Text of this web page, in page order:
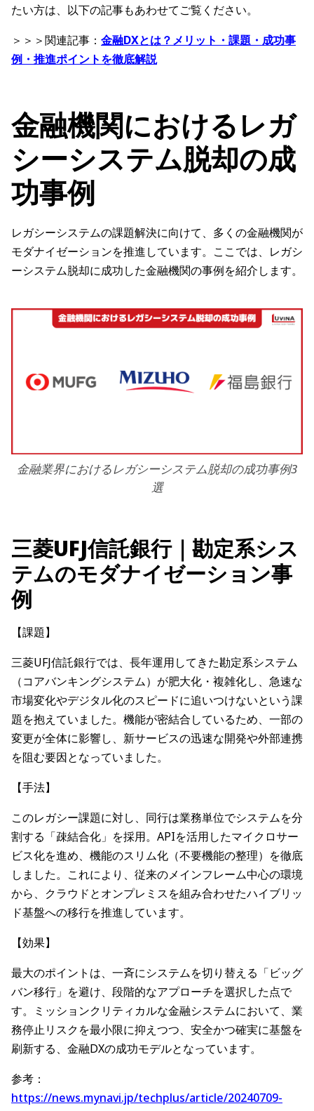
たい方は、以下の記事もあわせてご覧ください。
＞＞＞関連記事： 金融DXとは？メリット・課題・成功事
例・推進ポイントを徹底解説
金融機関におけるレガ
シーシステム脱却の成
功事例
レガシーシステムの課題解決に向けて、多くの金融機関が
モダナイゼーションを推進しています。ここでは、レガシ
ーシステム脱却に成功した金融機関の事例を紹介します。
金融業界におけるレガシーシステム脱却の成功事例3
選
三菱UFJ信託銀行｜勘定系シス
テムのモダナイゼーション事
例
【課題】
三菱UFJ信託銀行では、長年運用してきた勘定系システム
（コアバンキングシステム）が肥大化・複雑化し、急速な
市場変化やデジタル化のスピードに追いつけないという課
題を抱えていました。機能が密結合しているため、一部の
変更が全体に影響し、新サービスの迅速な開発や外部連携
を阻む要因となっていました。
【手法】
このレガシー課題に対し、同行は業務単位でシステムを分
割する「疎結合化」を採用。APIを活用したマイクロサー
ビス化を進め、機能のスリム化（不要機能の整理）を徹底
しました。これにより、従来のメインフレーム中心の環境
から、クラウドとオンプレミスを組み合わせたハイブリッ
ド基盤への移行を推進しています。
【効果】
最大のポイントは、一斉にシステムを切り替える「ビッグ
バン移行」を避け、段階的なアプローチを選択した点で
す。ミッションクリティカルな金融システムにおいて、業
務停止リスクを最小限に抑えつつ、安全かつ確実に基盤を
刷新する、金融DXの成功モデルとなっています。
参考：
https://news.mynavi.jp/techplus/article/20240709-